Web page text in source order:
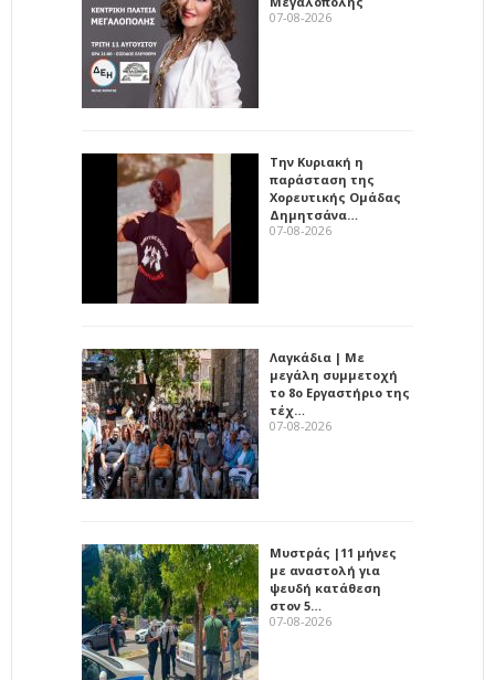
07-08-2026
Την Κυριακή η
παράσταση της
Χορευτικής Ομάδας
Δημητσάνα…
07-08-2026
Λαγκάδια | Με
μεγάλη συμμετοχή
το 8ο Εργαστήριο της
τέχ…
07-08-2026
Μυστράς |11 μήνες
με αναστολή για
ψευδή κατάθεση
στον 5…
07-08-2026